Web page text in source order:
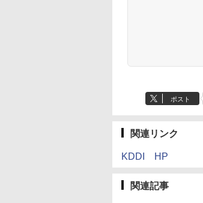
ポスト
関連リンク
KDDI HP
関連記事